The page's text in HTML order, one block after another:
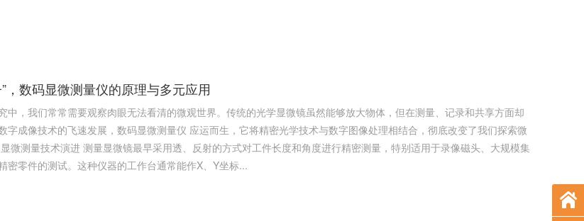
，数码显微测量仪的原理与多元应用
中，我们常常需要观察肉眼无法看清的微观世界。传统的光学显微镜虽然能够放大物体，但在测量、记录和共享方面却
字成像技术的飞速发展，数码显微测量仪 应运而生，它将精密光学技术与数字图像处理相结合，彻底改变了我们探索微
密零件的测试。这种仪器的工作台通常能作X、Y坐标...